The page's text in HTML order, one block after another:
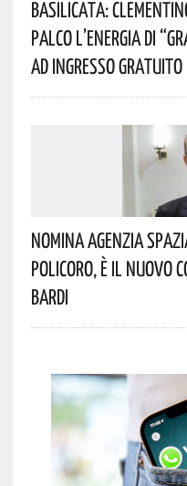
Basilicata:
Palco L’energia Di
Ad Ingresso Gratuito
Nomina Agenzia
Policoro, È Il Nuovo
Bardi